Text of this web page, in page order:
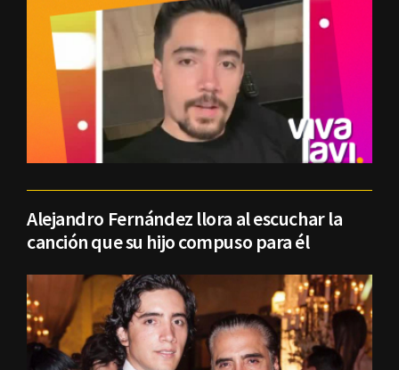
Alejandro Fernández llora al escuchar la
canción que su hijo compuso para él